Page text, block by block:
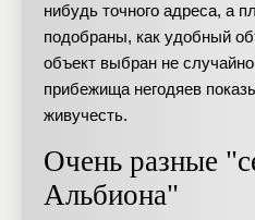
нибудь точного адреса, а
подобраны, как удобный
объект выбран не
прибежища негодяев
живучесть.
Очень разные
Альбиона"